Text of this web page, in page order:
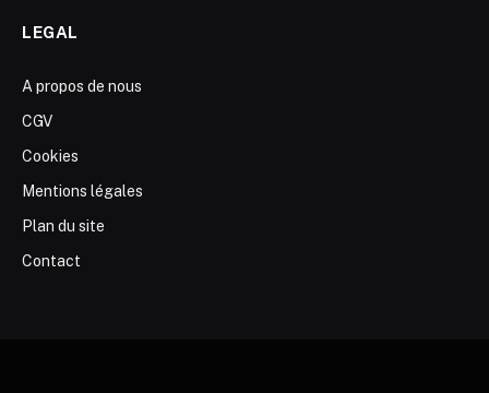
LEGAL
A propos de nous
CGV
Cookies
Mentions légales
Plan du site
Contact